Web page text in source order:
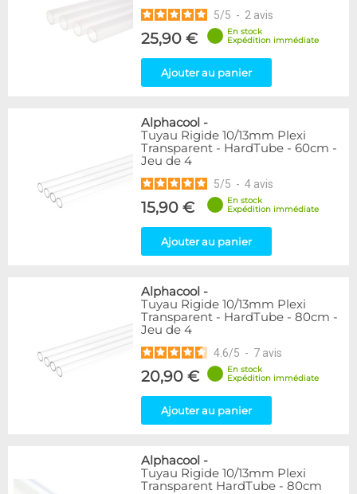
5/5 - 2 avis
25,90 €
En stock
Expédition immédiate
Ajouter au panier
Alphacool -
Tuyau Rigide 10/13mm Plexi
Transparent - HardTube - 60cm -
Jeu de 4
5/5 - 4 avis
15,90 €
En stock
Expédition immédiate
Ajouter au panier
Alphacool -
Tuyau Rigide 10/13mm Plexi
Transparent - HardTube - 80cm -
Jeu de 4
4.6/5 - 7 avis
20,90 €
En stock
Expédition immédiate
Ajouter au panier
Alphacool -
Tuyau Rigide 10/13mm Plexi
Transparent HardTube - 80cm